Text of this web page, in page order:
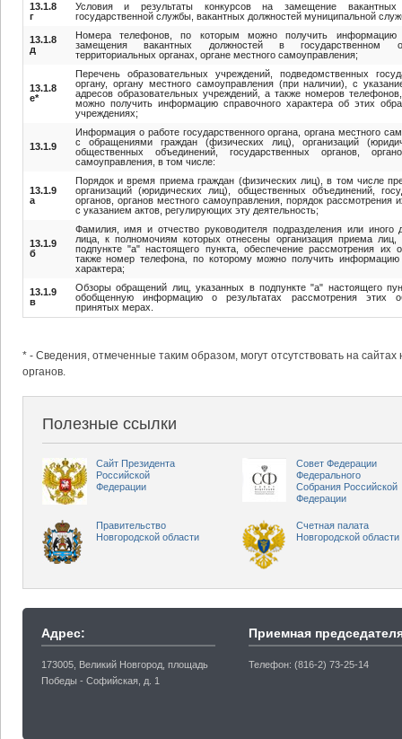
13.1.8
г
Условия и результаты конкурсов на замещение вакантных
государственной службы, вакантных должностей муниципальной
13.1.8
д
Номера телефонов, по которым можно получить информацию
замещения вакантных должностей в государственном
территориальных органах, органе местного самоуправления;
13.1.8
е*
Перечень образовательных учреждений, подведомственных
органу, органу местного самоуправления (при наличии), с
адресов образовательных учреждений, а также номеров
можно получить информацию справочного характера об этих
учреждениях;
13.1.9
Информация о работе государственного органа, органа местного
с обращениями граждан (физических лиц), организаций
общественных объединений, государственных органов,
самоуправления, в том числе:
13.1.9
а
Порядок и время приема граждан (физических лиц), в том числе
организаций (юридических лиц), общественных объединений,
органов, органов местного самоуправления, порядок рассмотрения
с указанием актов, регулирующих эту деятельность;
13.1.9
б
Фамилия, имя и отчество руководителя подразделения или иного
лица, к полномочиям которых отнесены организация приема лиц,
подпункте "а" настоящего пункта, обеспечение рассмотрения их
также номер телефона, по которому можно получить информацию
характера;
13.1.9
в
Обзоры обращений лиц, указанных в подпункте "а" настоящего
обобщенную информацию о результатах рассмотрения этих
принятых мерах.
* - Сведения, отмеченные таким образом, могут отсутствовать на сайтах
органов.
Полезные ссылки
Сайт Президента
Российской
Федерации
Совет Федерации
Федерального
Собрания Российской
Федерации
Правительство
Новгородской области
Счетная палата
Новгородской области
Адрес:
173005, Великий Новгород, площадь
Победы - Софийская, д. 1
Приемная
Телефон: (816-2) 73-25-14